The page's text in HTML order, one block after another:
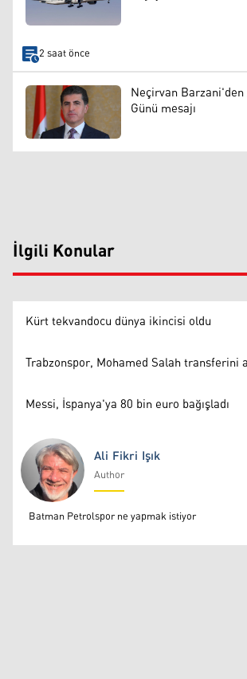
2 saat önce
Neçirvan
Günü mesajı
İlgili Konular
Kürt tekvandocu dünya ikincisi oldu
Trabzonspor, Mohamed Salah transferini
Messi, İspanya'ya 80 bin euro bağışladı
Ali Fikri Işık
Ali Fikri Işık
Author
Batman Petrolspor ne yapmak istiyor